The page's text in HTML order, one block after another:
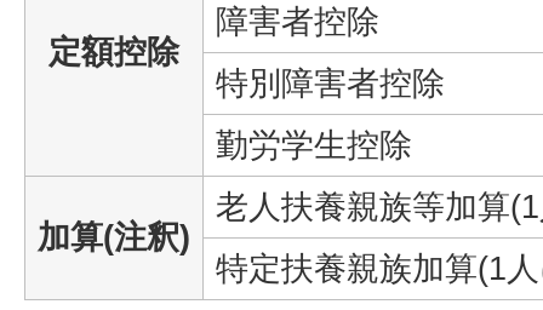
定額控除
障害者控除
特別障害者控除
勤労学生控除
加算(注釈)
老人扶養親族等加算
特定扶養親族加算(1